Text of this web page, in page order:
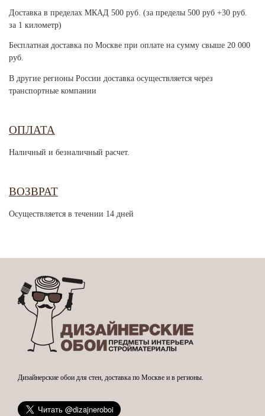
Доставка в пределах МКАД 500 руб. (за пределы 500 руб +30 руб.
за 1 километр)
Бесплатная доставка по Москве при оплате на сумму свыше 20 000
руб.
В другие регионы России доставка осуществляется через
транспортные компании
ОПЛАТА
Наличный и безналичный расчет.
ВОЗВРАТ
Осуществляется в течении 14 дней
Дизайнерские обои для стен, доставка по Москве и в регионы.